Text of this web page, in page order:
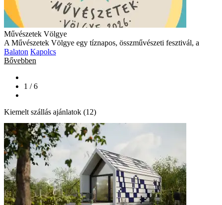
Művészetek Völgye
A Művészetek Völgye egy tíznapos, összművészeti fesztivál, a
Balaton Kapolcs
Bővebben
1 / 6
Kiemelt szállás ajánlatok (12)